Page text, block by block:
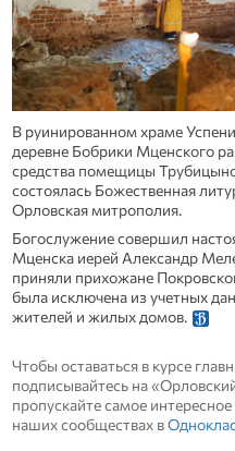
В руинированном храме
деревне Бобрики Мценского
средства помещицы
состоялась Божественная
Орловская митрополия.
Богослужение совершил
Мценска иерей Александр
приняли прихожане
была исключена из учетных
жителей и жилых домов.
Чтобы оставаться в курсе
подписывайтесь на
пропускайте самое интересное
наших сообществах в